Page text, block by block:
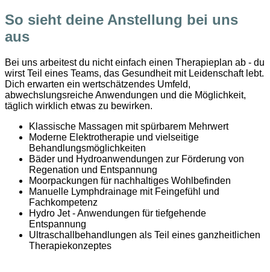
So sieht deine Anstellung bei uns
aus
Bei uns arbeitest du nicht einfach einen Therapieplan ab - du
wirst Teil eines Teams, das Gesundheit mit Leidenschaft lebt.
Dich erwarten ein wertschätzendes Umfeld,
abwechslungsreiche Anwendungen ​und die Möglichkeit,
täglich wirklich etwas zu bewirken.
Klassische Massagen mit spürbarem Mehrwert
Moderne Elektrotherapie und vielseitige
Behandlungsmöglichkeiten
Bäder und Hydroanwendungen zur Förderung von
Regenation und Entspannung
Moorpackungen für nachhaltiges Wohlbefinden
Manuelle Lymphdrainage mit Feingefühl und
Fachkompetenz
Hydro Jet - Anwendungen für tiefgehende
Entspannung
Ultraschallbehandlungen als Teil eines ganzheitlichen
Therapiekonzeptes